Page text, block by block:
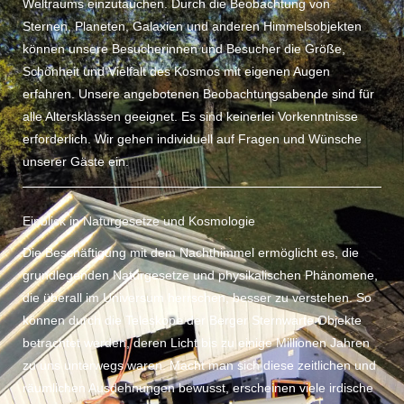
Weltraums einzutauchen. Durch die Beobachtung von
Sternen, Planeten, Galaxien und anderen Himmelsobjekten
können unsere Besucherinnen und Besucher die Größe,
Schönheit und Vielfalt des Kosmos mit eigenen Augen
erfahren. Unsere angebotenen Beobachtungsabende sind für
alle Altersklassen geeignet. Es sind keinerlei Vorkenntnisse
erforderlich. Wir gehen individuell auf Fragen und Wünsche
unserer Gäste ein.
Einblick in Naturgesetze und Kosmologie
Die Beschäftigung mit dem Nachthimmel ermöglicht es, die
grundlegenden Naturgesetze und physikalischen Phänomene,
die überall im Universum herrschen, besser zu verstehen. So
können durch die Teleskope der Berger Sternwarte Objekte
betrachtet werden, deren Licht bis zu einige Millionen Jahren
zu uns unterwegs waren. Macht man sich diese zeitlichen und
räumlichen Ausdehnungen bewusst, erscheinen viele irdische